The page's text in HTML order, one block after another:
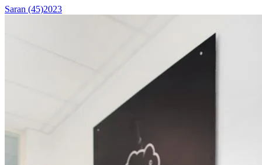
Saran (45)2023